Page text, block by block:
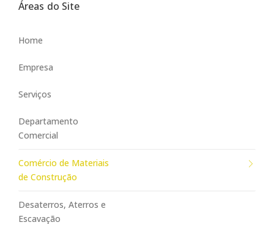
Áreas do Site
Home
Empresa
Serviços
Departamento
Comercial
Comércio de Materiais
de Construção
Desaterros, Aterros e
Escavação